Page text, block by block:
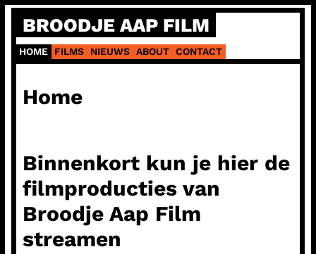
naar
de
inhoud
BROODJE AAP FILM
HOME FILMS NIEUWS ABOUT CONTACT
Home
Binnenkort kun je hier de
filmproducties van
Broodje Aap Film
streamen